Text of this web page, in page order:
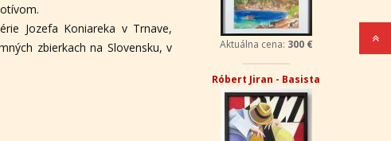
Jozefa Koniareka v Trnave,
zbierkach na Slovensku, v
Aktuálna cena: 300 €
Róbert Jiran - Basista